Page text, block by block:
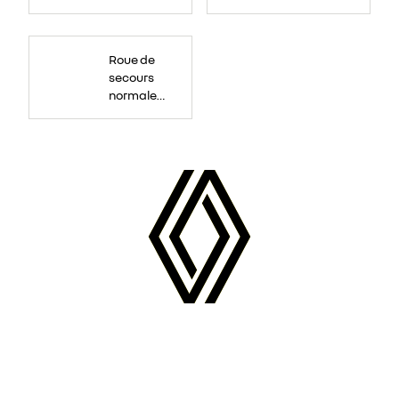
Roue de
secours
normale